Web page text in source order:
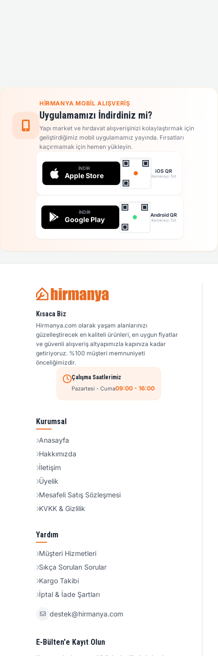
HIRMANYA MOBIL ALIŞVERIŞ
Uygulamamızı İndirdiniz mi?
Yapı market ve hırdavat alışverişinizi kolaylaştırmak için
geliştirdiğimiz mobil uygulamamız yayında. Fırsatları
kaçırmamak için hemen yükleyin.
İNDIR
Apple Store
iOS QR
Kamerayı Tut
İNDIR
Google Play
Android QR
Kamerayı Tut
Kısaca Biz
Hirmanya.com olarak yaşam alanlarınızı
güzelleştirecek en kaliteli ürünleri, en uygun fiyatlar
ve güvenli alışveriş altyapımızla kapınıza kadar
getiriyoruz. %100 müşteri memnuniyeti
önceliğimizdir.
Çalışma Saatlerimiz
Pazartesi - Cuma09:00 - 16:00
Kurumsal
Anasayfa
Hakkımızda
İletişim
Üyelik
Mesafeli Satış Sözleşmesi
KVKK & Gizlilik
Yardım
Müşteri Hizmetleri
Sıkça Sorulan Sorular
Kargo Takibi
İptal & İade Şartları
destek@hirmanya.com
E-Bülten'e Kayıt Olun